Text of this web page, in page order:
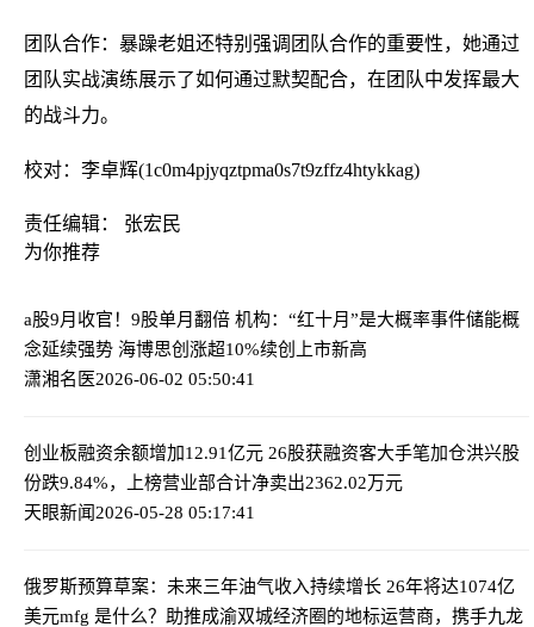
团队合作：暴躁老姐还特别强调团队合作的重要性，她通过
团队实战演练展示了如何通过默契配合，在团队中发挥最大
的战斗力。
校对：李卓辉(1c0m4pjyqztpma0s7t9zffz4htykkag)
责任编辑： 张宏民
为你推荐
a股9月收官！9股单月翻倍 机构：“红十月”是大概率事件储能概
念延续强势 海博思创涨超10%续创上市新高
潇湘名医2026-06-02 05:50:41
创业板融资余额增加12.91亿元 26股获融资客大手笔加仓洪兴股
份跌9.84%，上榜营业部合计净卖出2362.02万元
天眼新闻2026-05-28 05:17:41
俄罗斯预算草案：未来三年油气收入持续增长 26年将达1074亿
美元mfg 是什么？助推成渝双城经济圈的地标运营商，携手九龙